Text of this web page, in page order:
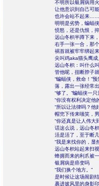
不明所以银屑病用
让他意识到自己可
也许会站不起来……
明明是劣势，蝙蝠
愤怒，还是仇恨，
远山冬枳半蹲下来
右手一张一合，那
祸首就被牢牢绑起
尖叫鸡aka猫头鹰
远山冬枳：叫什么
管他呢，扭断脖子
“蝙蝠侠，救命！”
落，露出一张经常
“够了。”蝙蝠侠一
“你没有权利决定他
“所以让法律吗？他
帽兜下传来嗤笑，
“你还真是让人伟大
话这么说，远山冬
活是活了，至于断
“我是来找你的，显
远山冬枳站起来扫
蜂拥而来的利爪被
银屑病是癌变吗
“我们换个地方。”
是时候让这场闹剧
裹进披风里的身影